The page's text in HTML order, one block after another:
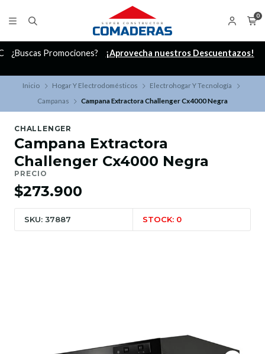
0
¿Buscas Promociones? ¡Aprovecha nuestros Descuentazos!
Inicio Hogar Y Electrodomésticos
Electrohogar Y Tecnología
Campanas
Campana Extractora Challenger Cx4000 Negra
CHALLENGER
Campana Extractora
Challenger Cx4000 Negra
PRECIO
$273.900
SKU: 37887 STOCK: 0